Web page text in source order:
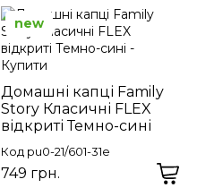
Домашні капці Family
Story Класичні FLEX
відкриті Темно-сині
Код pu0-21/601-31e
749 грн.
new